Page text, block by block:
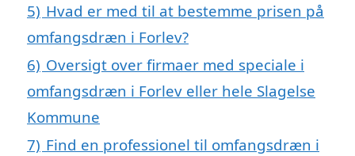
5) Hvad er med til at bestemme prisen på
omfangsdræn i Forlev?
6) Oversigt over firmaer med speciale i
omfangsdræn i Forlev eller hele Slagelse
Kommune
7) Find en professionel til omfangsdræn i